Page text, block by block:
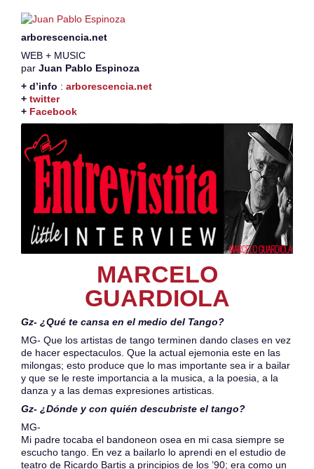
arborescencia.net
WEB + MUSIC
par Juan Pablo Espinoza
+ d’info : arborescencia.net
+ twitter
+ Facebook
MARCELO
GUARDIOLA
Gz- ¿Qué te cansa en el medio del Tango?
MG- Que los artistas de tango terminen dando clases en vez
de hacer espectaculos. Que la actual ejemonia este en las
milongas; esto produce que lo mas importante sea ir a bailar
y que se le reste importancia a la musica, a la poesia, a la
danza y a las demas expresiones artisticas.
Gz- ¿Dónde y con quién descubriste el tango?
MG-
Mi padre tocaba el bandoneon osea en mi casa siempre se
escucho tango. En vez a bailarlo lo aprendi en el estudio de
teatro de Ricardo Bartis a principios de los ’90; era como un